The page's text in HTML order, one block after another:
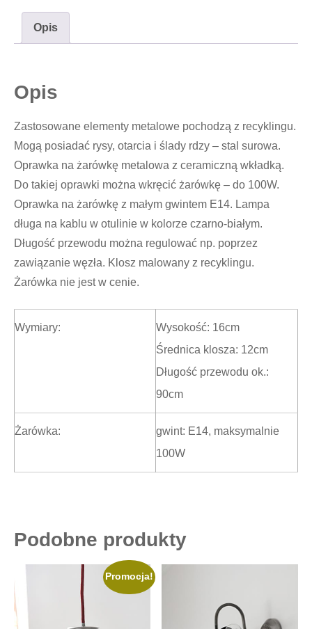
Opis
Opis
Zastosowane elementy metalowe pochodzą z recyklingu.
Mogą posiadać rysy, otarcia i ślady rdzy – stal surowa.
Oprawka na żarówkę metalowa z ceramiczną wkładką.
Do takiej oprawki można wkręcić żarówkę – do 100W.
Oprawka na żarówkę z małym gwintem E14. Lampa
długa na kablu w otulinie w kolorze czarno-białym.
Długość przewodu można regulować np. poprzez
zawiązanie węzła. Klosz malowany z recyklingu.
Żarówka nie jest w cenie.
Wymiary:
Wysokość: 16cm
Średnica klosza: 12cm
Długość przewodu ok.:
90cm
Żarówka:
gwint: E14, maksymalnie
100W
Podobne produkty
Promocja!